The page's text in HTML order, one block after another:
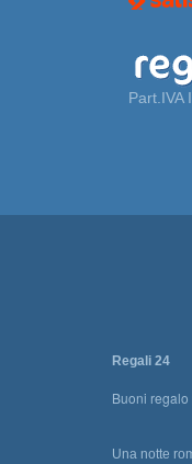
Part.IVA
Regali 24
Buoni
Una notte